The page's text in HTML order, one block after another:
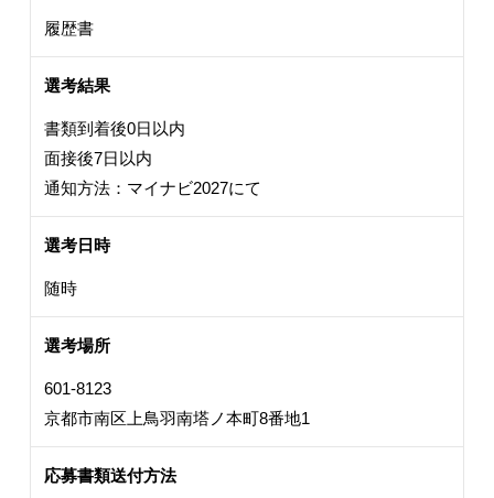
履歴書
選考結果
書類到着後0日以内
面接後7日以内
通知方法：マイナビ2027にて
選考日時
随時
選考場所
601-8123
京都市南区上鳥羽南塔ノ本町8番地1
応募書類送付方法